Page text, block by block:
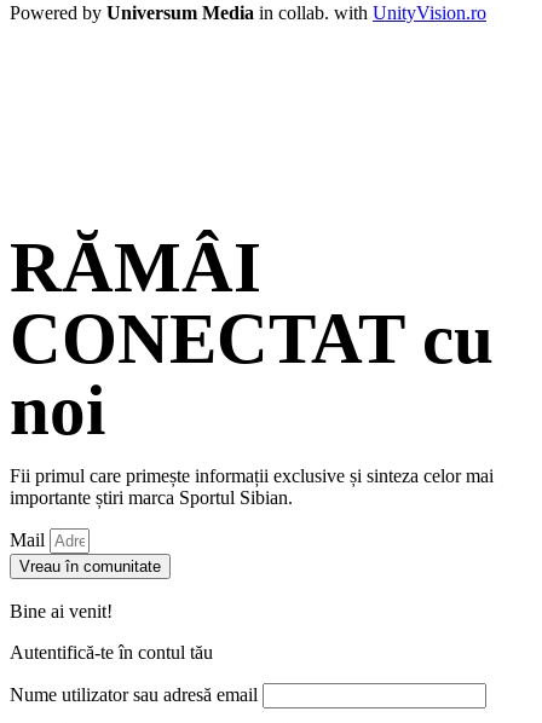
Powered by Universum Media in collab. with UnityVision.ro
RĂMÂI
CONECTAT cu
noi
Fii primul care primește informații exclusive și sinteza celor mai
importante știri marca Sportul Sibian.
Mail
Vreau în comunitate
Bine ai venit!
Autentifică-te în contul tău
Nume utilizator sau adresă email